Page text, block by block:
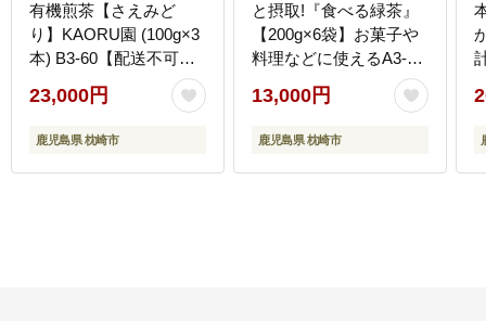
有機煎茶【さえみど
り】KAORU園 (100g×3
本) B3-60【配送不可地
域：離島】
23,000円
鹿児島県 枕崎市
と摂取!『食べる緑茶』
【200g×6袋】お菓子や
料理などに使えるA3-
269【配送不可地域：離
島】
13,000円
鹿児島県 枕崎市